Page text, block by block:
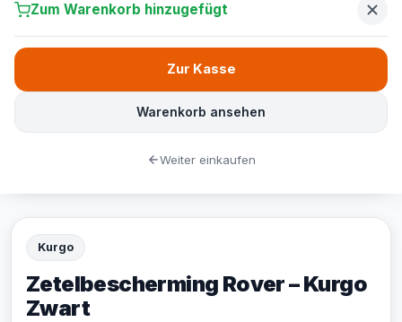
Kurgo
Zetelbescherming Rover – Kurgo
Zwart
Zum Warenkorb hinzugefügt
Warenkorb ansehen
Zur Kasse
Weiter einkaufen